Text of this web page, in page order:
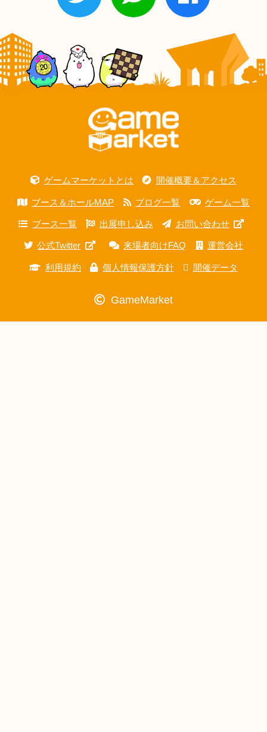
ゲームマーケットとは 開催概要＆アクセス
ブース＆ホールMAP ブログ一覧 ゲーム一覧
ブース一覧 出展申し込み お問い合わせ
公式Twitter 来場者向けFAQ 運営会社
利用規約 個人情報保護方針 開催データ
GameMarket